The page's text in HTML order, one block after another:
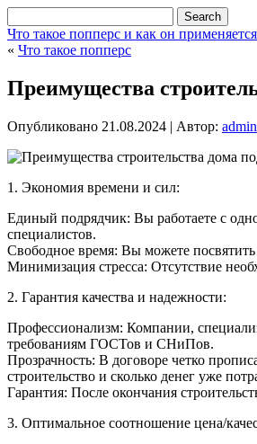
Что такое попперс и как он
« Что такое попперс
Преимущества
Опубликовано 21.08.2024 | Автор: admin
1. Экономия времени и сил:
Единый подрядчик: Вы работаете с
специалистов.
Свободное время: Вы можете посвятить
Минимизация стресса: Отсутствие
2. Гарантия качества и надежности:
Профессионализм: Компании,
требованиям ГОСТов и СНиПов.
Прозрачность: В договоре четко
строительство и сколько денег уже
Гарантия: После окончания
3. Оптимальное соотношение цена/